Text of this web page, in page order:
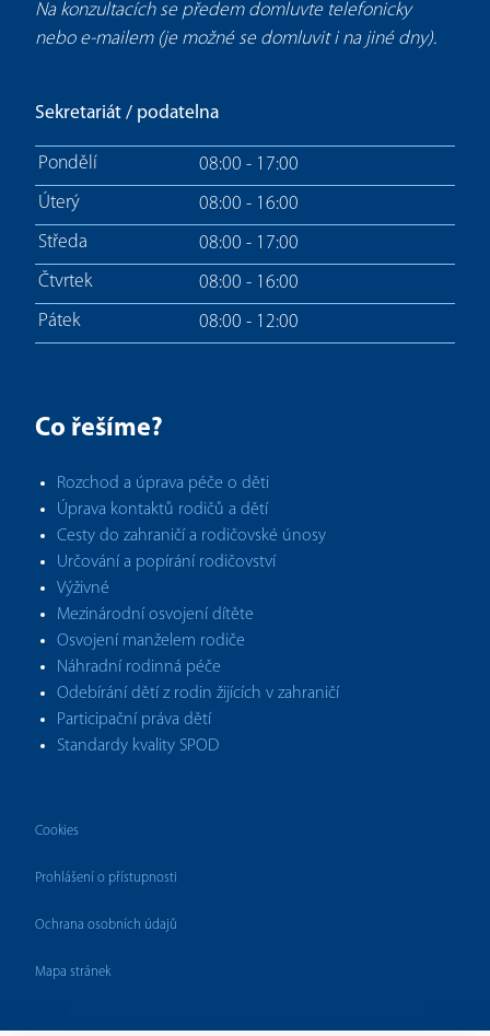
Na konzultacích se předem domluvte telefonicky
nebo e-mailem (je možné se domluvit i na jiné dny).
Sekretariát / podatelna
Pondělí 08:00 - 17:00
Úterý 08:00 - 16:00
Středa 08:00 - 17:00
Čtvrtek 08:00 - 16:00
Pátek 08:00 - 12:00
Co řešíme?
Rozchod a úprava péče o děti
Úprava kontaktů rodičů a dětí
Cesty do zahraničí a rodičovské únosy
Určování a popírání rodičovství
Výživné
Mezinárodní osvojení dítěte
Osvojení manželem rodiče
Náhradní rodinná péče
Odebírání dětí z rodin žijících v zahraničí
Participační práva dětí
Standardy kvality SPOD
Cookies
Prohlášení o přístupnosti
Ochrana osobních údajů
Mapa stránek